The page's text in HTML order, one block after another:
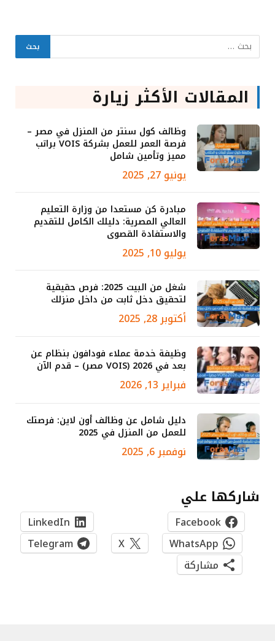
المقالات الأكثر زيارة
وظائف كول سنتر من المنزل في مصر –
فرصة العمر للعمل بشركة VOIS براتب
مميز وتأمين شامل
يونيو 27, 2025
مبادرة كن مستعدا من وزارة التعليم
العالي المصرية: دليلك الكامل للتقديم
والاستفادة القصوى
يوليو 10, 2025
شغل من البيت 2025: فرص حقيقية
لتحقيق دخل ثابت من داخل منزلك
أكتوبر 28, 2025
وظيفة خدمة عملاء فودافون بنظام عن
بعد في 2026 (VOIS مصر) – قدم الآن
فبراير 13, 2026
دليل شامل عن وظائف أون لاين: فرصتك
للعمل من المنزل في 2025
نوفمبر 6, 2025
شاركها علي
Facebook
LinkedIn
WhatsApp
X
Telegram
مشاركة